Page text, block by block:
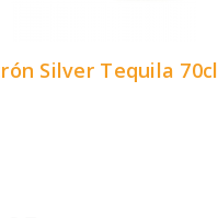
Silver Tequila 70cl